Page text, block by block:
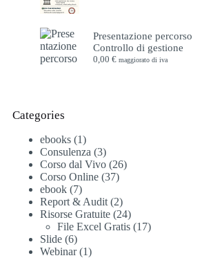
Presentazione percorso
Controllo di gestione
0,00€ maggiorato di iva
Categories
ebooks 11
prodotto
Consulenza 33
prodotti
Corso dal Vivo 2626
Corso Online 3737
ebook 77
prodotti
Report & Audit 22
prodotti
Risorse Gratuite 2424
prodotti
File Excel Gratis 1717
Slide 66
prodotti
Webinar 11